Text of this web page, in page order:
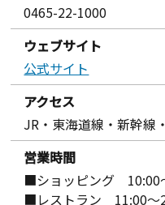
0465-22-1000
ウェブサイト
公式サイト
アクセス
JR・東海道線・新幹線
営業時間
■ショッピング 10:00
■レストラン 11:00